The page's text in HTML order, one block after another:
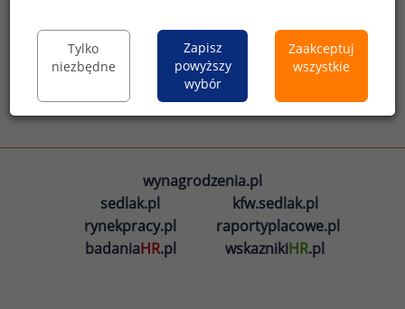
wynagrodzenia.pl
sedlak.pl
kfw.sedlak.pl
rynekpracy.pl
raportyplacowe.pl
badaniaHR.pl wskaznikiHR.pl
Tylko
niezbędne
Zapisz
powyższy
wybór
Zaakceptuj
wszystkie